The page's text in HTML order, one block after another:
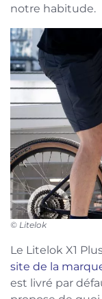
notre habitude.
© Litelok
Le Litelok X1
site de la
est livré par